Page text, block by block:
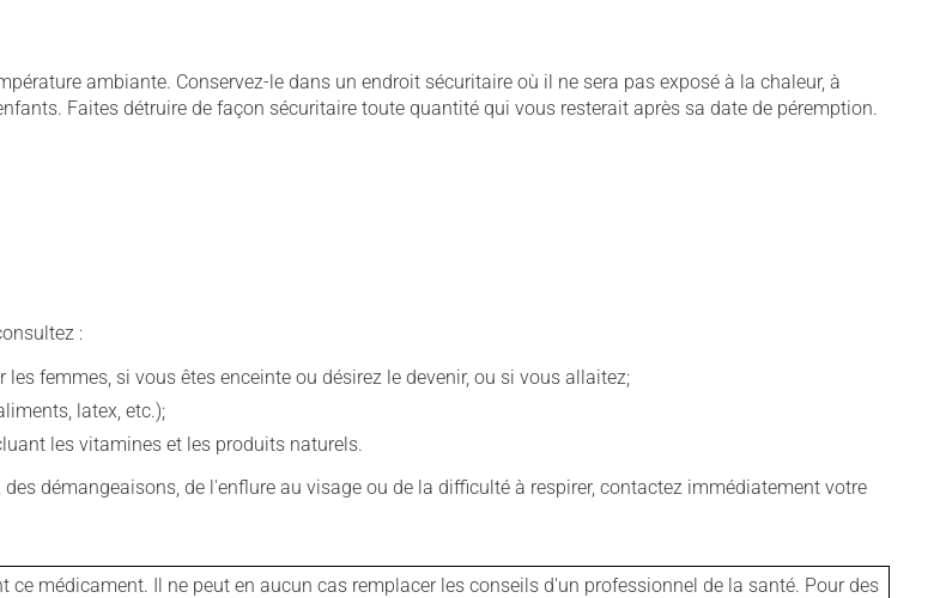
ambiante. Conservez-le dans un endroit sécuritaire où il ne sera pas exposé à la chaleur, à
Faites détruire de façon sécuritaire toute quantité qui vous resterait après sa date de péremption.
:
femmes, si vous êtes enceinte ou désirez le devenir, ou si vous allaitez;
latex, etc.);
les vitamines et les produits naturels.
démangeaisons, de l'enflure au visage ou de la difficulté à respirer, contactez immédiatement votre
médicament. Il ne peut en aucun cas remplacer les conseils d'un professionnel de la santé. Pour des